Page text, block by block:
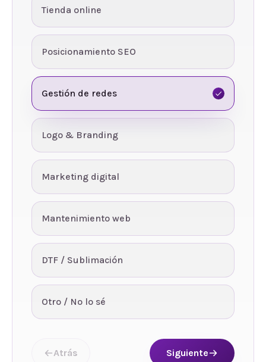
Tienda online
Posicionamiento SEO
Gestión de redes
Logo & Branding
Marketing digital
Mantenimiento web
DTF / Sublimación
Otro / No lo sé
Atrás Siguiente